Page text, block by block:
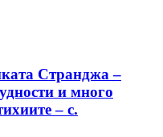
Странджа –
и много
– с.